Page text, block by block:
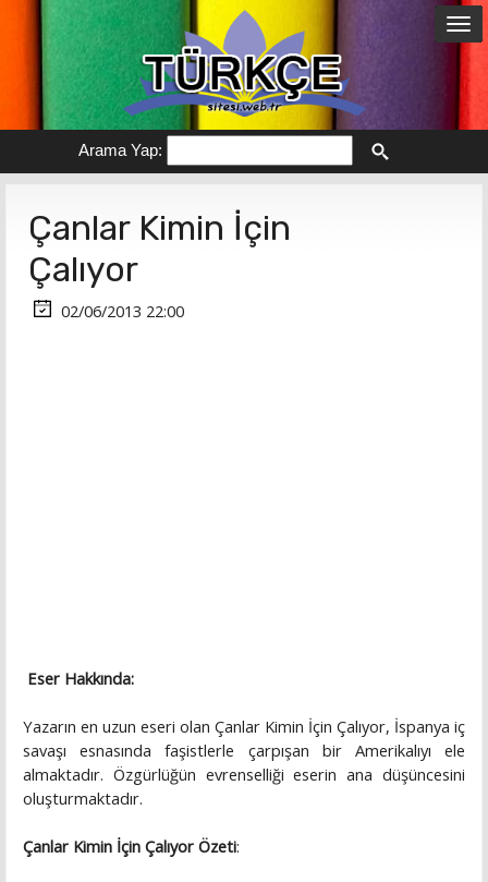
Arama Yap:
Çanlar Kimin İçin
Çalıyor
02/06/2013 22:00
Eser Hakkında:
Yazarın en uzun eseri olan Çanlar Kimin İçin Çalıyor, İspanya iç
savaşı esnasında faşistlerle çarpışan bir Amerikalıyı ele
almaktadır. Özgürlüğün evrenselliği eserin ana düşüncesini
oluşturmaktadır.
Çanlar Kimin İçin Çalıyor Özeti: